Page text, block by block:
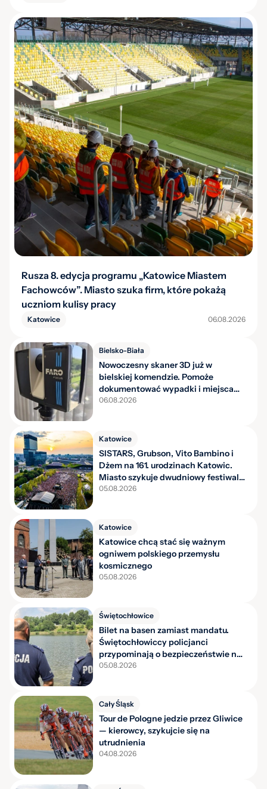
Rusza 8. edycja programu „Katowice Miastem
Fachowców”. Miasto szuka firm, które pokażą
uczniom kulisy pracy
Katowice 06.08.2026
Bielsko-Biała
Nowoczesny skaner 3D już w
bielskiej komendzie. Pomoże
dokumentować wypadki i miejsca
zdarzeń
06.08.2026
Katowice
SISTARS, Grubson, Vito Bambino i
Dżem na 161. urodzinach Katowic.
Miasto szykuje dwudniowy festiwal
w Strefie Kultury
05.08.2026
Katowice
Katowice chcą stać się ważnym
ogniwem polskiego przemysłu
kosmicznego
05.08.2026
Świętochłowice
Bilet na basen zamiast mandatu.
Świętochłowiccy policjanci
przypominają o bezpieczeństwie nad
wodą
05.08.2026
Cały Śląsk
Tour de Pologne jedzie przez Gliwice
— kierowcy, szykujcie się na
utrudnienia
04.08.2026